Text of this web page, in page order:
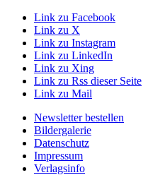
Link zu Facebook
Link zu X
Link zu Instagram
Link zu LinkedIn
Link zu Xing
Link zu Rss dieser Seite
Link zu Mail
Newsletter bestellen
Bildergalerie
Datenschutz
Impressum
Verlagsinfo